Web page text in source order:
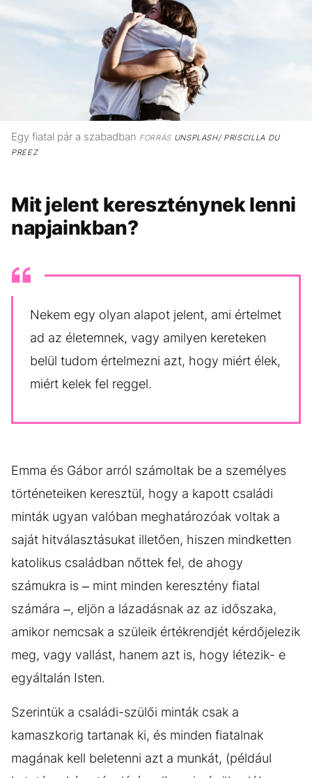
Egy fiatal pár a szabadban FORRÁSUNSPLASH/ PRISCILLA DU
PREEZ
Mit jelent kereszténynek lenni
napjainkban?
Nekem egy olyan alapot jelent, ami értelmet
ad az életemnek, vagy amilyen kereteken
belül tudom értelmezni azt, hogy miért élek,
miért kelek fel reggel.
Emma és Gábor arról számoltak be a személyes
történeteiken keresztül, hogy a kapott családi
minták ugyan valóban meghatározóak voltak a
saját hitválasztásukat illetően, hiszen mindketten
katolikus családban nőttek fel, de ahogy
számukra is – mint minden keresztény fiatal
számára –, eljön a lázadásnak az az időszaka,
amikor nemcsak a szüleik értékrendjét kérdőjelezik
meg, vagy vallást, hanem azt is, hogy létezik- e
egyáltalán Isten.
Szerintük a családi-szülői minták csak a
kamaszkorig tartanak ki, és minden fiatalnak
magának kell beletenni azt a munkát, (például